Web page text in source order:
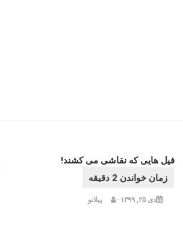
فیل هایی که نقاشی می کشند!
دی ۲۵, ۱۳۹۹ پیلانو